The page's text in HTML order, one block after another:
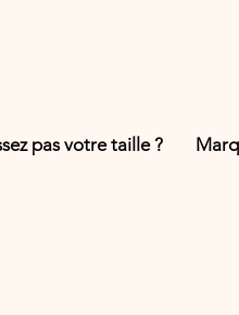
pas votre taille ?